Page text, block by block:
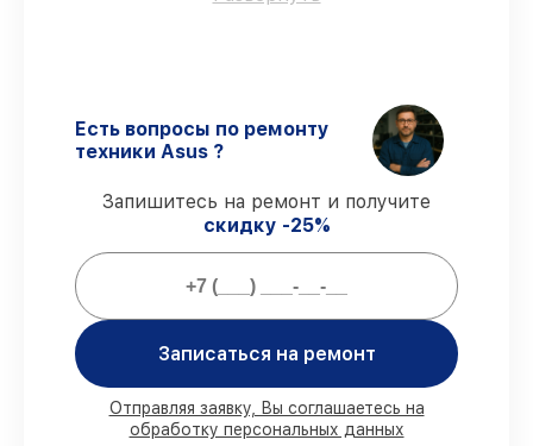
подтверждает их уровень мастерства.
Выполнение работ вовремя
–
соблюдаем сроки сервиса ноутбука
FX505DT, согласованные с клиентом.
Подтвержденная гарантия–
предоставляем официальное
гарантийное сопровождение после
Мы гарантируем:
80%работ в присутствии заказчика
90%комплектующих для ноутбуков
Есть вопросы по ремонту
техники Asus ?
Запишитесь на ремонт и получите
скидку -25%
Записаться на ремонт
Отправляя заявку, Вы соглашаетесь на
обработку персональных данных